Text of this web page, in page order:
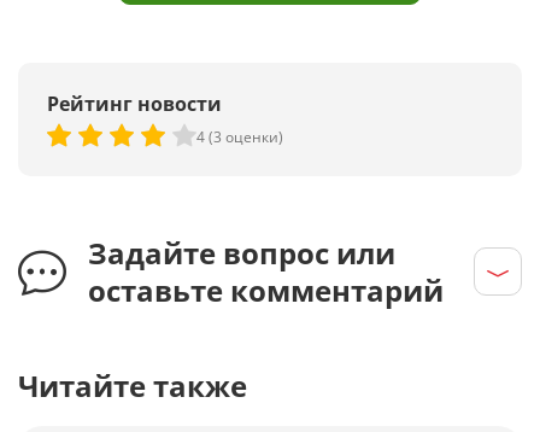
Рейтинг новости
4 (3 оценки)
Задайте вопрос или
оставьте комментарий
Читайте также